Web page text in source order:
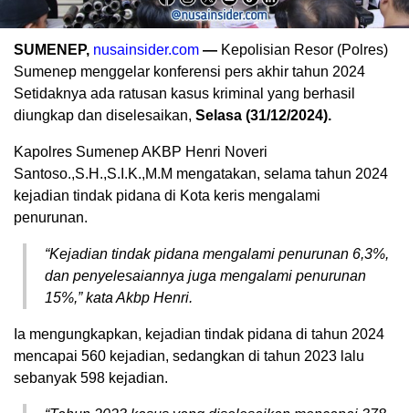
SUMENEP, nusainsider.com — Kepolisian Resor (Polres)
Sumenep menggelar konferensi pers akhir tahun 2024
Setidaknya ada ratusan kasus kriminal yang berhasil
diungkap dan diselesaikan, Selasa (31/12/2024).
Kapolres Sumenep AKBP Henri Noveri
Santoso.,S.H.,S.I.K.,M.M mengatakan, selama tahun 2024
kejadian tindak pidana di Kota keris mengalami
penurunan.
“Kejadian tindak pidana mengalami penurunan 6,3%,
dan penyelesaiannya juga mengalami penurunan
15%,” kata Akbp Henri.
Ia mengungkapkan, kejadian tindak pidana di tahun 2024
mencapai 560 kejadian, sedangkan di tahun 2023 lalu
sebanyak 598 kejadian.